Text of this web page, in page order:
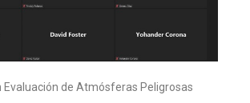
Evaluación de Atmósferas Peligrosas